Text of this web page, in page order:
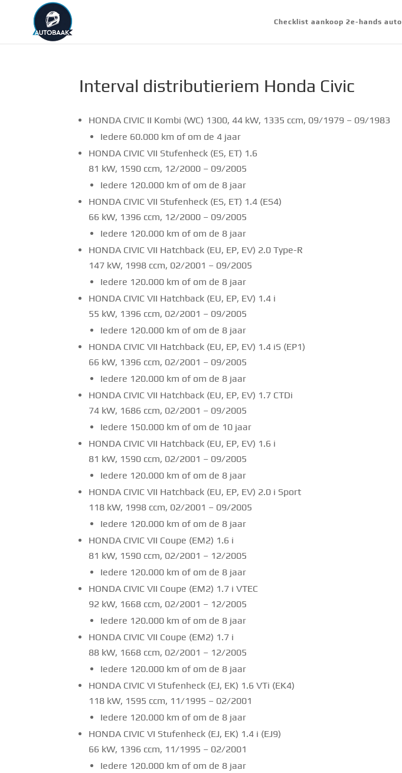
Checklist aankoop 2e-hands auto
Interval distributieriem Honda Civic
HONDA CIVIC II Kombi (WC) 1300, 44 kW, 1335 ccm, 09/1979 – 09/1983
Iedere 60.000 km of om de 4 jaar
HONDA CIVIC VII Stufenheck (ES, ET) 1.6
81 kW, 1590 ccm, 12/2000 – 09/2005
Iedere 120.000 km of om de 8 jaar
HONDA CIVIC VII Stufenheck (ES, ET) 1.4 (ES4)
66 kW, 1396 ccm, 12/2000 – 09/2005
Iedere 120.000 km of om de 8 jaar
HONDA CIVIC VII Hatchback (EU, EP, EV) 2.0 Type-R
147 kW, 1998 ccm, 02/2001 – 09/2005
Iedere 120.000 km of om de 8 jaar
HONDA CIVIC VII Hatchback (EU, EP, EV) 1.4 i
55 kW, 1396 ccm, 02/2001 – 09/2005
Iedere 120.000 km of om de 8 jaar
HONDA CIVIC VII Hatchback (EU, EP, EV) 1.4 iS (EP1)
66 kW, 1396 ccm, 02/2001 – 09/2005
Iedere 120.000 km of om de 8 jaar
HONDA CIVIC VII Hatchback (EU, EP, EV) 1.7 CTDi
74 kW, 1686 ccm, 02/2001 – 09/2005
Iedere 150.000 km of om de 10 jaar
HONDA CIVIC VII Hatchback (EU, EP, EV) 1.6 i
81 kW, 1590 ccm, 02/2001 – 09/2005
Iedere 120.000 km of om de 8 jaar
HONDA CIVIC VII Hatchback (EU, EP, EV) 2.0 i Sport
118 kW, 1998 ccm, 02/2001 – 09/2005
Iedere 120.000 km of om de 8 jaar
HONDA CIVIC VII Coupe (EM2) 1.6 i
81 kW, 1590 ccm, 02/2001 – 12/2005
Iedere 120.000 km of om de 8 jaar
HONDA CIVIC VII Coupe (EM2) 1.7 i VTEC
92 kW, 1668 ccm, 02/2001 – 12/2005
Iedere 120.000 km of om de 8 jaar
HONDA CIVIC VII Coupe (EM2) 1.7 i
88 kW, 1668 ccm, 02/2001 – 12/2005
Iedere 120.000 km of om de 8 jaar
HONDA CIVIC VI Stufenheck (EJ, EK) 1.6 VTi (EK4)
118 kW, 1595 ccm, 11/1995 – 02/2001
Iedere 120.000 km of om de 8 jaar
HONDA CIVIC VI Stufenheck (EJ, EK) 1.4 i (EJ9)
66 kW, 1396 ccm, 11/1995 – 02/2001
Iedere 120.000 km of om de 8 jaar